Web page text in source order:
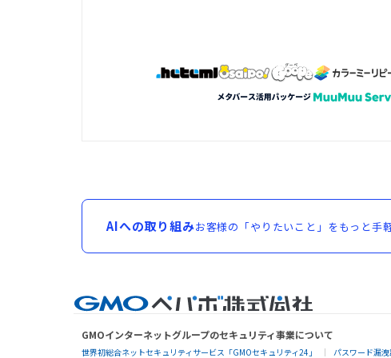
AIへの取り組みお客様の「やりたいこと」をもっと手
GMOインターネットグループのセキュリティ事業について
世界初総合ネットセキュリティサービス「GMOセキュリティ24」 パスワード漏